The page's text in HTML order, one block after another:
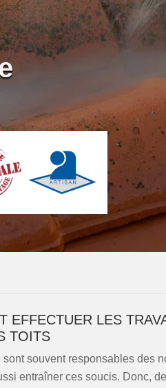
EFFECTUER LES
TOITS
souvent responsables des
entraîner ces soucis. Donc,